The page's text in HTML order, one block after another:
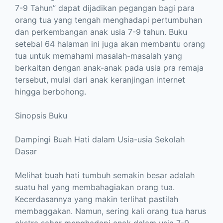
7-9 Tahun” dapat dijadikan pegangan bagi para
orang tua yang tengah menghadapi pertumbuhan
dan perkembangan anak usia 7-9 tahun. Buku
setebal 64 halaman ini juga akan membantu orang
tua untuk memahami masalah-masalah yang
berkaitan dengan anak-anak pada usia pra remaja
tersebut, mulai dari anak keranjingan internet
hingga berbohong.
Sinopsis Buku
Dampingi Buah Hati dalam Usia-usia Sekolah
Dasar
Melihat buah hati tumbuh semakin besar adalah
suatu hal yang membahagiakan orang tua.
Kecerdasannya yang makin terlihat pastilah
membaggakan. Namun, sering kali orang tua harus